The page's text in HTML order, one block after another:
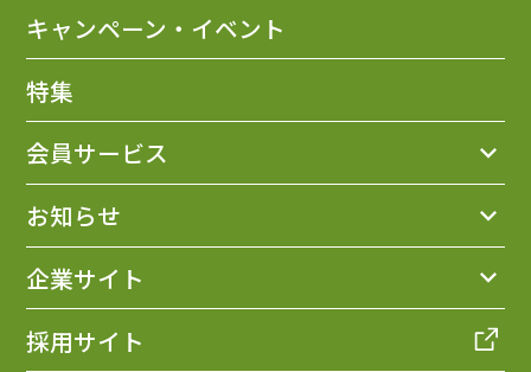
キャンペーン・イベント
特集
会員サービス
お知らせ
企業サイト
採用サイト